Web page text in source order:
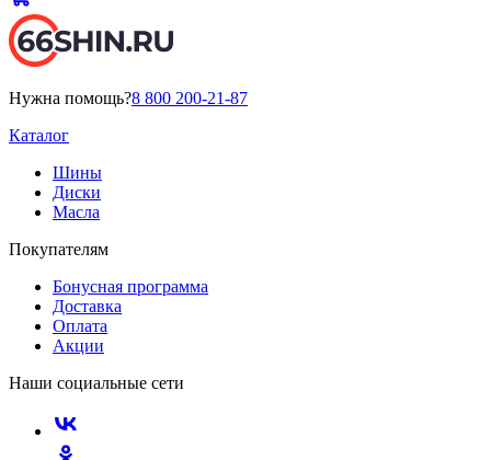
Нужна помощь?8 800 200-21-87
Каталог
Шины
Диски
Масла
Покупателям
Бонусная программа
Доставка
Оплата
Акции
Наши социальные сети